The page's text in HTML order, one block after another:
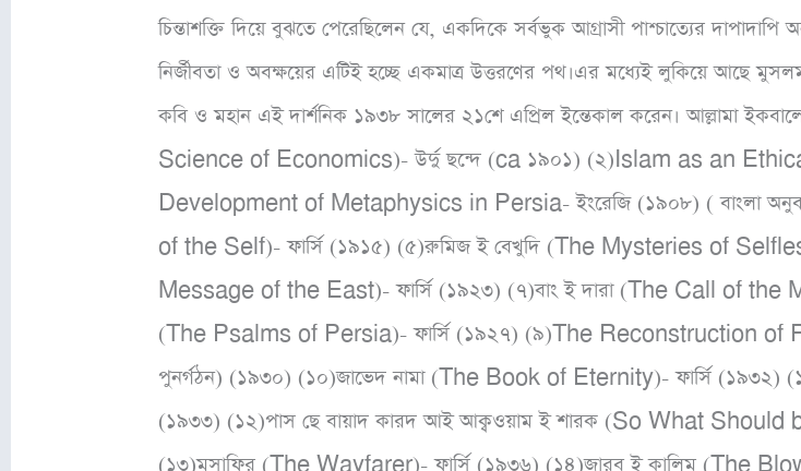
চিন্তাশক্তি দিয়ে বুঝতে পেরেছিলেন যে, একদিকে সর্বভুক আগ্রাসী পাশ্চাত্যের দাপাদাপি
নির্জীবতা ও অবক্ষয়ের এটিই হচ্ছে একমাত্র উত্তরণের পথ।এর মধ্যেই লুকিয়ে আছে
কবি ও মহান এই দার্শনিক ১৯৩৮ সালের ২১শে এপ্রিল ইন্তেকাল করেন। আল্লামা
Science of Economics)- উর্দু ছন্দে (ca ১৯০১) (২)Islam as an
Development of Metaphysics in Persia- ইংরেজি (১৯০৮) ( বাংলা
of the Self)- ফার্সি (১৯১৫) (৫)রুমিজ ই বেখুদি (The Mysteries of
Message of the East)- ফার্সি (১৯২৩) (৭)বাং ই দারা (The Call of the
(The Psalms of Persia)- ফার্সি (১৯২৭) (৯)The Reconstruction of
পুনর্গঠন) (১৯৩০) (১০)জাভেদ নামা (The Book of Eternity)- ফার্সি (১৯৩২)
(১৯৩৩) (১২)পাস ছে বায়াদ কারদ আই আক্বওয়াম ই শারক (So What
(১৩)মুসাফির (The Wayfarer)- ফার্সি (১৯৩৬) (১৪)জারব ই কালিম (The